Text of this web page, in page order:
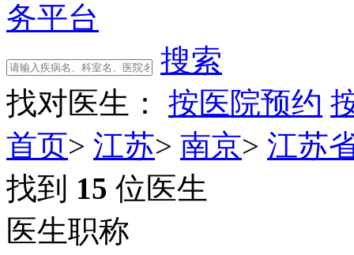
搜索
找对医生：
按医院预约
首页> 江苏> 南京> 江苏
找到 15 位医生
医生职称